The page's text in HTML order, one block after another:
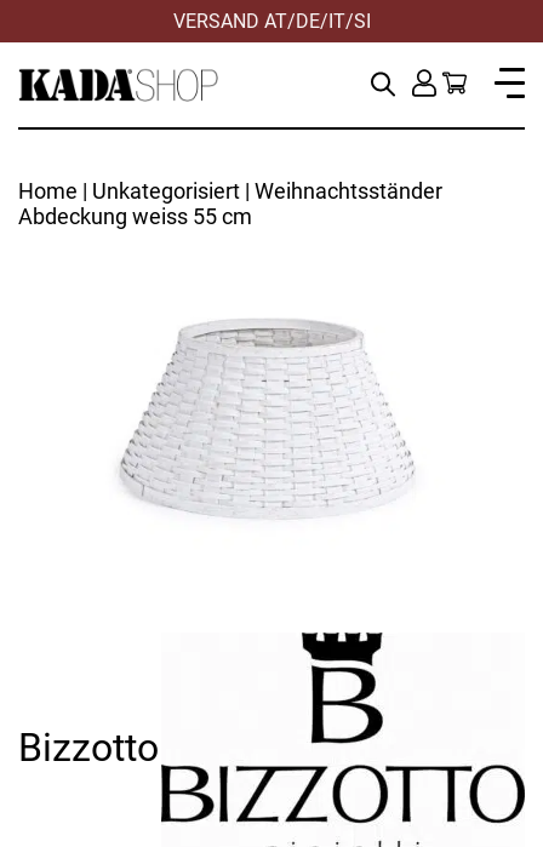
VERSAND AT/DE/IT/SI
Home | Unkategorisiert | Weihnachtsständer
Abdeckung weiss 55 cm
Bizzotto